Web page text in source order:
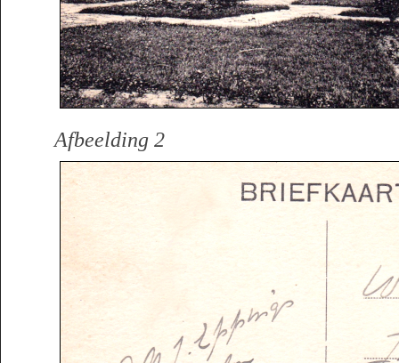
Afbeelding 2